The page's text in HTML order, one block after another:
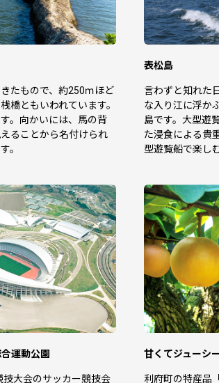
方にのみ、寄附金受領証明書と一緒に郵送いた
ンストップ申請について「希望する」をご選択
含め、自治体マイページや各ポータルサイト
プ特例申請をご希望の場合には、
」にて申請書をダウンロード・印刷いただき、
い場合には、下記お問い合わせセンターへお申
問い合わせ先】
と納税返礼品お問い合わせセンター（株式会社
miyagi@willdriven.co.jp
～17:30 ※年末年始除く
ップ特例申請に関するお問い合わせ先】
光課 シティセールス係
cho.com
たもので、約250ｍほど
橋ともいわれています。
。向かいには、馬の背
ることから名付けられ
。
表松島
言わずと知れた
な入り江に浮か
島です。大型遊
た浸食による貴
型遊覧船で楽し
運動公園
大会のサッカー競技会
甘くてジューシ
利府町の特産品